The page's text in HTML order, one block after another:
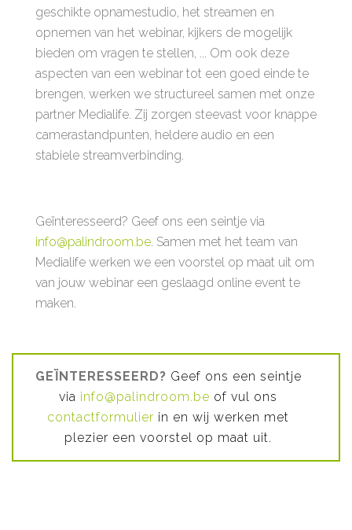
geschikte opnamestudio, het streamen en
opnemen van het webinar, kijkers de mogelijk
bieden om vragen te stellen, ... Om ook deze
aspecten van een webinar tot een goed einde te
brengen, werken we structureel samen met onze
partner Medialife. Zij zorgen steevast voor knappe
camerastandpunten, heldere audio en een
stabiele streamverbinding.
Geïnteresseerd? Geef ons een seintje via
info@palindroom.be . Samen met het team van
Medialife werken we een voorstel op maat uit om
van jouw webinar een geslaagd online event te
maken.
GEÏNTERESSEERD? Geef ons een seintje
via info@palindroom.be of vul ons
contactformulier in en wij werken met
plezier een voorstel op maat uit.